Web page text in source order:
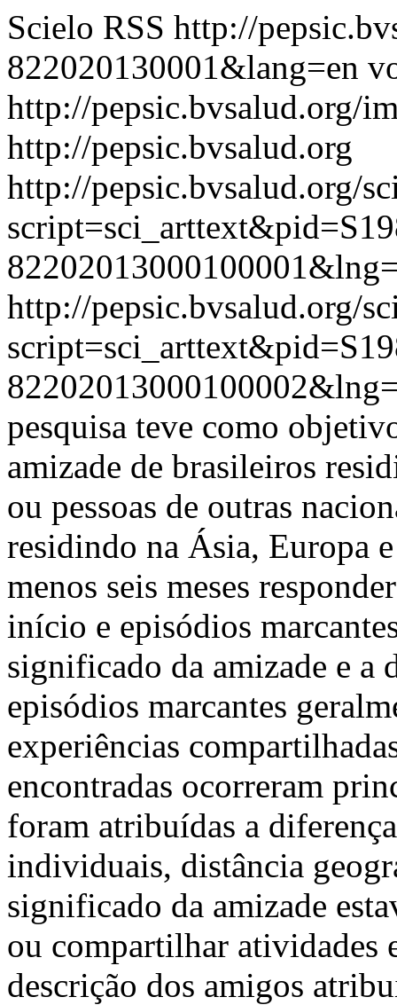
Scielo RSS http://
822020130001&lang=en
http://pepsic.bvsalud.org/
http://pepsic.bvsalud.org
http://pepsic.bvsalud.org/
http://pepsic.bvsalud.org/
pesquisa teve como
amizade de brasileiros
ou pessoas de outras
residindo na Ásia, Europa
menos seis meses
início e episódios
significado da amizade e a
episódios marcantes
experiências
encontradas ocorreram
foram atribuídas a
individuais, distância
significado da amizade
ou compartilhar atividades
descrição dos amigos